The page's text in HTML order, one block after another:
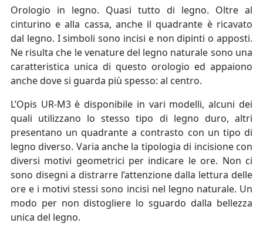
Orologio in legno. Quasi tutto di legno. Oltre al
cinturino e alla cassa, anche il quadrante è ricavato
dal legno. I simboli sono incisi e non dipinti o apposti.
Ne risulta che le venature del legno naturale sono una
caratteristica unica di questo orologio ed appaiono
anche dove si guarda più spesso: al centro.
L’Opis UR-M3 è disponibile in vari modelli, alcuni dei
quali utilizzano lo stesso tipo di legno duro, altri
presentano un quadrante a contrasto con un tipo di
legno diverso. Varia anche la tipologia di incisione con
diversi motivi geometrici per indicare le ore. Non ci
sono disegni a distrarre l’attenzione dalla lettura delle
ore e i motivi stessi sono incisi nel legno naturale. Un
modo per non distogliere lo sguardo dalla bellezza
unica del legno.